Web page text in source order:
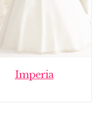
Imperia